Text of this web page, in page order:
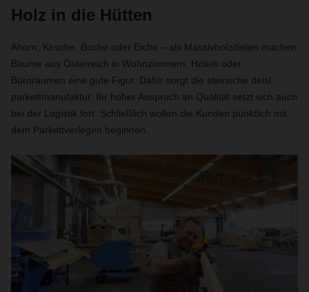
Holz in die Hütten
Ahorn, Kirsche, Buche oder Eiche – als Massivholzdielen machen
Bäume aus Österreich in Wohnzimmern, Hotels oder
Büroräumen eine gute Figur. Dafür sorgt die steirische deisl
parkettmanufaktur. Ihr hoher Anspruch an Qualität setzt sich auch
bei der Logistik fort: Schließlich wollen die Kunden pünktlich mit
dem Parkettverlegen beginnen.